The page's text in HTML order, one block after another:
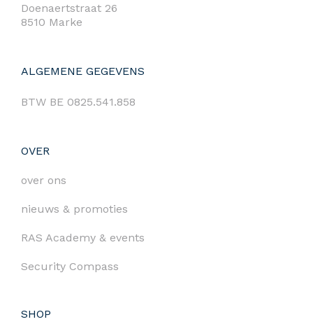
Doenaertstraat 26
8510 Marke
ALGEMENE GEGEVENS
BTW BE 0825.541.858
OVER
over ons
nieuws & promoties
RAS Academy & events
Security Compass
SHOP